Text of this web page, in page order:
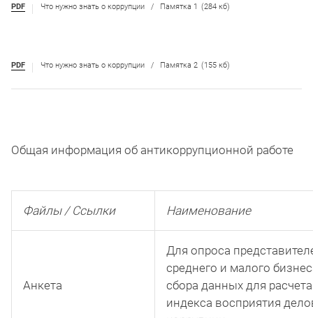
PDF Что нужно знать о коррупции / Памятка 1 (284 кб)
PDF Что нужно знать о коррупции / Памятка 2 (155 кб)
Общая информация об антикоррупционной работе
Файлы / Ссылки Наименование
Анкета
Для опроса
среднего и малого
сбора данных для расчета
индекса восприятия